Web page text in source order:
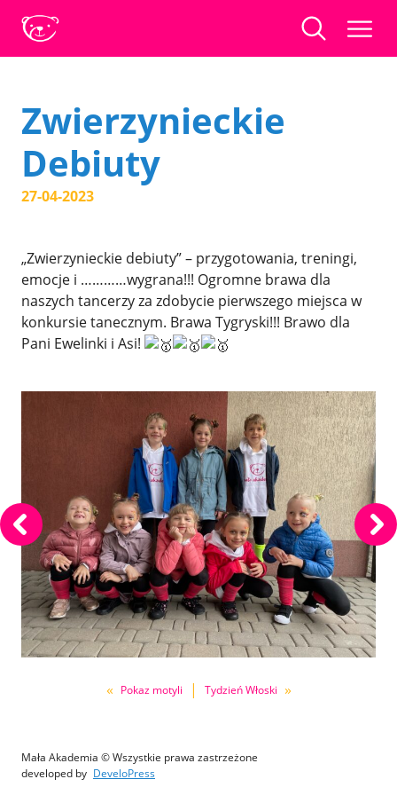
Zwierzynieckie
Debiuty
27-04-2023
„Zwierzynieckie debiuty” – przygotowania, treningi,
emocje i …………wygrana!!! Ogromne brawa dla
naszych tancerzy za zdobycie pierwszego miejsca w
konkursie tanecznym. Brawa Tygryski!!! Brawo dla
Pani Ewelinki i Asi!
« Pokaz motyli | Tydzień Włoski »
Mała Akademia © Wszystkie prawa zastrzeżone
developed by DeveloPress